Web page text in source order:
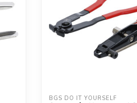
BGS DO IT YOURSELF